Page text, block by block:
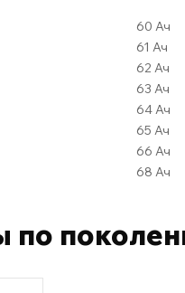
60 Ач
61 Ач
62 Ач
63 Ач
64 Ач
65 Ач
66 Ач
68 Ач